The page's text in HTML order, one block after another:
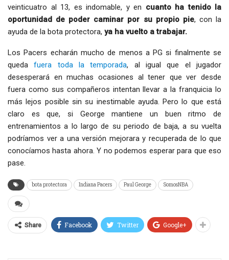
veinticuatro al 13, es indomable, y en cuanto ha tenido la
oportunidad de poder caminar por su propio pie, con la
ayuda de la bota protectora, ya ha vuelto a trabajar.
Los Pacers echarán mucho de menos a PG si finalmente se
queda fuera toda la temporada, al igual que el jugador
desesperará en muchas ocasiones al tener que ver desde
fuera como sus compañeros intentan llevar a la franquicia lo
más lejos posible sin su inestimable ayuda. Pero lo que está
claro es que, si George mantiene un buen ritmo de
entrenamientos a lo largo de su periodo de baja, a su vuelta
podríamos ver a una versión mejorara y recuperada de lo que
conocíamos hasta ahora. Y no podemos esperar para que eso
pase.
bota protectora Indiana Pacers Paul George SomosNBA
Share Facebook Twitter Google+